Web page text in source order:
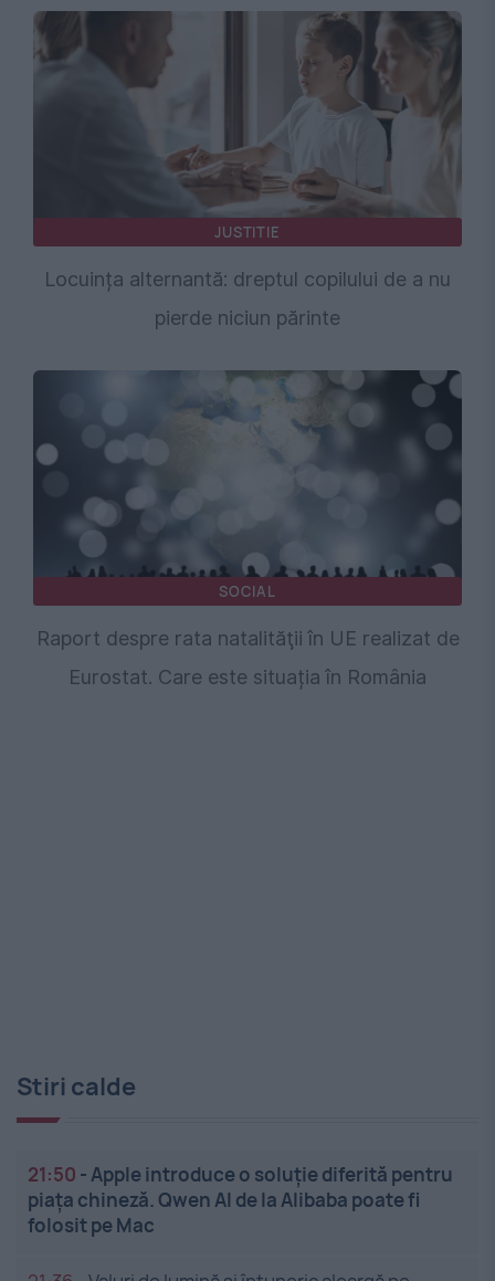
JUSTITIE
Locuința alternantă: dreptul copilului de a nu
pierde niciun părinte
SOCIAL
Raport despre rata natalităţii în UE realizat de
Eurostat. Care este situația în România
Stiri calde
21:50 -Apple introduce o soluție diferită pentru
piața chineză. Qwen AI de la Alibaba poate fi
folosit pe Mac